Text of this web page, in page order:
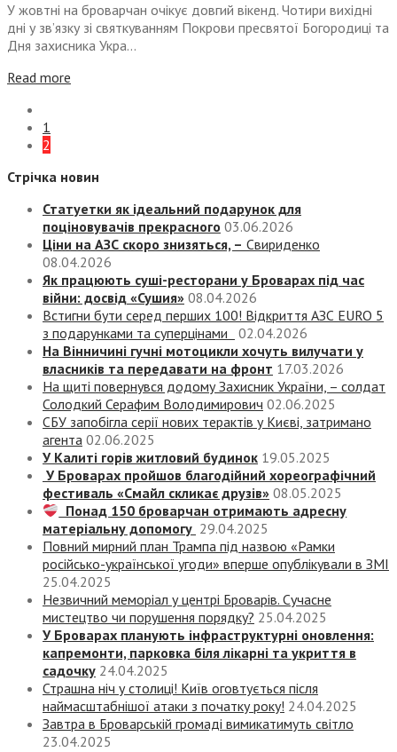
У жовтні на броварчан очікує довгий вікенд. Чотири вихідні
дні у зв’язку зі святкуванням Покрови пресвятої Богородиці та
Дня захисника Укра...
Read more
1
2
Стрічка новин
Статуетки як ідеальний подарунок для
поціновувачів прекрасного 03.06.2026
Ціни на АЗС скоро знизяться, – Свириденко
08.04.2026
Як працюють суші-ресторани у Броварах під час
війни: досвід «Сушия» 08.04.2026
Встигни бути серед перших 100! Відкриття АЗС EURO 5
з подарунками та суперцінами
02.04.2026
На Вінничині гучні мотоцикли хочуть вилучати у
власників та передавати на фронт 17.03.2026
На щиті повернувся додому Захисник України, – солдат
Солодкий Серафим Володимирович 02.06.2025
СБУ запобігла серії нових терактів у Києві, затримано
агента 02.06.2025
У Калиті горів житловий будинок 19.05.2025
У Броварах пройшов благодійний хореографічний
фестиваль «Смайл скликає друзів» 08.05.2025
Понад 150 броварчан отримають адресну
матеріальну допомогу 29.04.2025
Повний мирний план Трампа під назвою «‎Рамки
російсько-української угоди» вперше опублікували в ЗМІ
25.04.2025
Незвичний меморіал у центрі Броварів. Сучасне
мистецтво чи порушення порядку? 25.04.2025
У Броварах планують інфраструктурні оновлення:
капремонти, парковка біля лікарні та укриття в
садочку 24.04.2025
Страшна ніч у столиці! Київ оговтується після
наймасштабнішої атаки з початку року! 24.04.2025
Завтра в Броварській громаді вимикатимуть світло
23.04.2025